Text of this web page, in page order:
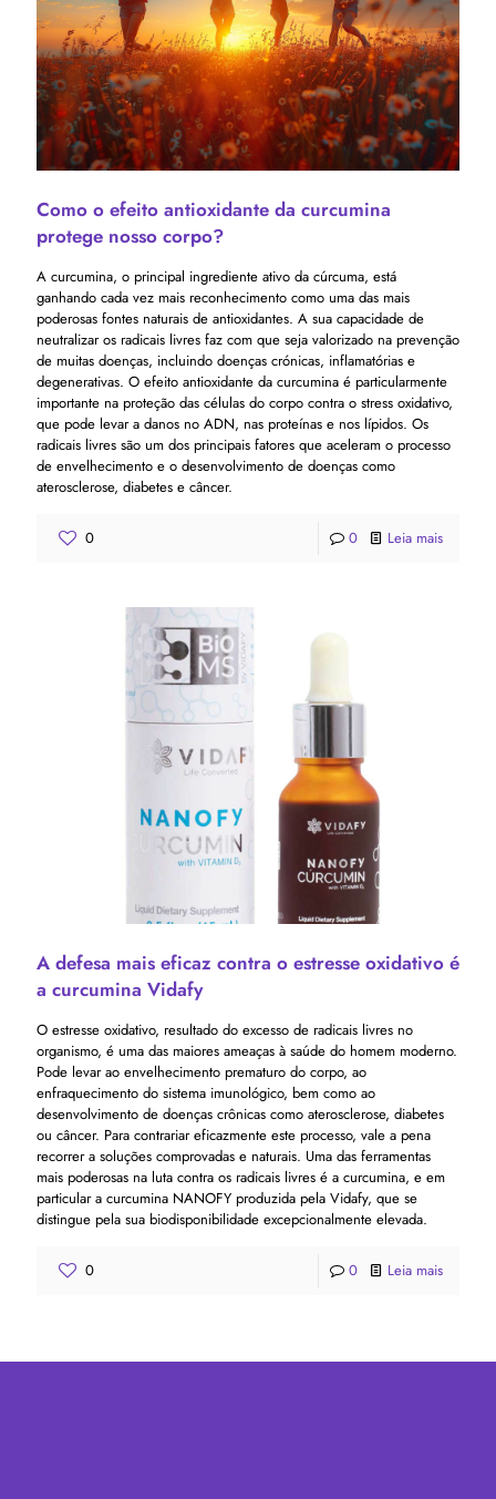
Como o efeito antioxidante da curcumina
protege nosso corpo?
A curcumina, o principal ingrediente ativo da cúrcuma, está
ganhando cada vez mais reconhecimento como uma das mais
poderosas fontes naturais de antioxidantes. A sua capacidade de
neutralizar os radicais livres faz com que seja valorizado na prevenção
de muitas doenças, incluindo doenças crónicas, inflamatórias e
degenerativas. O efeito antioxidante da curcumina é particularmente
importante na proteção das células do corpo contra o stress oxidativo,
que pode levar a danos no ADN, nas proteínas e nos lípidos. Os
radicais livres são um dos principais fatores que aceleram o processo
de envelhecimento e o desenvolvimento de doenças como
aterosclerose, diabetes e câncer.
0 0 Leia mais
A defesa mais eficaz contra o estresse oxidativo é
a curcumina Vidafy
O estresse oxidativo, resultado do excesso de radicais livres no
organismo, é uma das maiores ameaças à saúde do homem moderno.
Pode levar ao envelhecimento prematuro do corpo, ao
enfraquecimento do sistema imunológico, bem como ao
desenvolvimento de doenças crônicas como aterosclerose, diabetes
ou câncer. Para contrariar eficazmente este processo, vale a pena
recorrer a soluções comprovadas e naturais. Uma das ferramentas
mais poderosas na luta contra os radicais livres é a curcumina, e em
particular a curcumina NANOFY produzida pela Vidafy, que se
distingue pela sua biodisponibilidade excepcionalmente elevada.
0 0 Leia mais